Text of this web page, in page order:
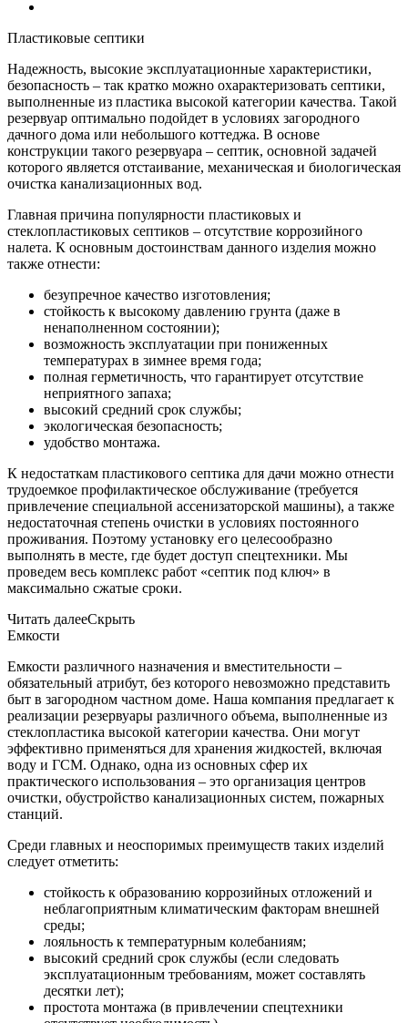
Пластиковые септики
Надежность, высокие эксплуатационные характеристики,
безопасность – так кратко можно охарактеризовать септики,
выполненные из пластика высокой категории качества. Такой
резервуар оптимально подойдет в условиях загородного
дачного дома или небольшого коттеджа. В основе
конструкции такого резервуара – септик, основной задачей
которого является отстаивание, механическая и биологическая
очистка канализационных вод.
Главная причина популярности пластиковых и
стеклопластиковых септиков – отсутствие коррозийного
налета. К основным достоинствам данного изделия можно
также отнести:
безупречное качество изготовления;
стойкость к высокому давлению грунта (даже в
ненаполненном состоянии);
возможность эксплуатации при пониженных
температурах в зимнее время года;
полная герметичность, что гарантирует отсутствие
неприятного запаха;
высокий средний срок службы;
экологическая безопасность;
удобство монтажа.
К недостаткам пластикового септика для дачи можно отнести
трудоемкое профилактическое обслуживание (требуется
привлечение специальной ассенизаторской машины), а также
недостаточная степень очистки в условиях постоянного
проживания. Поэтому установку его целесообразно
выполнять в месте, где будет доступ спецтехники. Мы
проведем весь комплекс работ «септик под ключ» в
максимально сжатые сроки.
Читать далееСкрыть
Емкости
Емкости различного назначения и вместительности –
обязательный атрибут, без которого невозможно представить
быт в загородном частном доме. Наша компания предлагает к
реализации резервуары различного объема, выполненные из
стеклопластика высокой категории качества. Они могут
эффективно применяться для хранения жидкостей, включая
воду и ГСМ. Однако, одна из основных сфер их
практического использования – это организация центров
очистки, обустройство канализационных систем, пожарных
станций.
Среди главных и неоспоримых преимуществ таких изделий
следует отметить:
стойкость к образованию коррозийных отложений и
неблагоприятным климатическим факторам внешней
среды;
лояльность к температурным колебаниям;
высокий средний срок службы (если следовать
эксплуатационным требованиям, может составлять
десятки лет);
простота монтажа (в привлечении спецтехники